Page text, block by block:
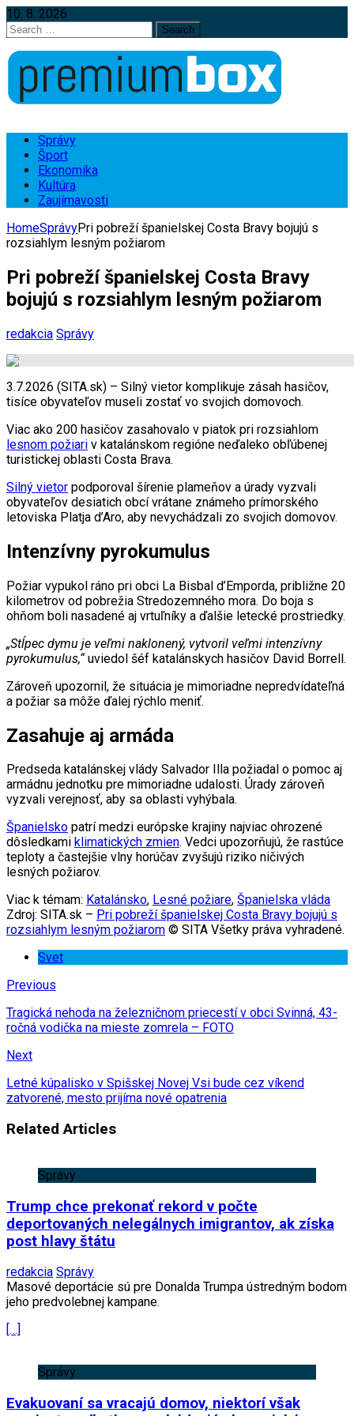
10. 8. 2026
Search
for:
Správy
Šport
Ekonomika
Kultúra
Zaujímavosti
HomeSprávyPri pobreží španielskej Costa Bravy bojujú s
rozsiahlym lesným požiarom
Pri pobreží španielskej Costa Bravy
bojujú s rozsiahlym lesným požiarom
redakcia Správy
3.7.2026 (SITA.sk) – Silný vietor komplikuje zásah hasičov,
tisíce obyvateľov museli zostať vo svojich domovoch.
Viac ako 200 hasičov zasahovalo v piatok pri rozsiahlom
lesnom požiari v katalánskom regióne neďaleko obľúbenej
turistickej oblasti Costa Brava.
Silný vietor podporoval šírenie plameňov a úrady vyzvali
obyvateľov desiatich obcí vrátane známeho prímorského
letoviska Platja d’Aro, aby nevychádzali zo svojich domovov.
Intenzívny pyrokumulus
Požiar vypukol ráno pri obci La Bisbal d’Emporda, približne 20
kilometrov od pobrežia Stredozemného mora. Do boja s
ohňom boli nasadené aj vrtuľníky a ďalšie letecké prostriedky.
„Stĺpec dymu je veľmi naklonený, vytvoril veľmi intenzívny
pyrokumulus,“uviedol šéf katalánskych hasičov David Borrell.
Zároveň upozornil, že situácia je mimoriadne nepredvídateľná
a požiar sa môže ďalej rýchlo meniť.
Zasahuje aj armáda
Predseda katalánskej vlády Salvador Illa požiadal o pomoc aj
armádnu jednotku pre mimoriadne udalosti. Úrady zároveň
vyzvali verejnosť, aby sa oblasti vyhýbala.
Španielsko patrí medzi európske krajiny najviac ohrozené
dôsledkami klimatických zmien. Vedci upozorňujú, že rastúce
teploty a častejšie vlny horúčav zvyšujú riziko ničivých
lesných požiarov.
Viac k témam: Katalánsko, Lesné požiare, Španielska vláda
Zdroj: SITA.sk – Pri pobreží španielskej Costa Bravy bojujú s
rozsiahlym lesným požiarom © SITA Všetky práva vyhradené.
Svet
Previous
Tragická nehoda na železničnom priecestí v obci Svinná, 43-
ročná vodička na mieste zomrela – FOTO
Next
Letné kúpalisko v Spišskej Novej Vsi bude cez víkend
zatvorené, mesto prijíma nové opatrenia
Related Articles
Správy
Trump chce prekonať rekord v počte
deportovaných nelegálnych imigrantov, ak získa
post hlavy štátu
redakcia Správy
Masové deportácie sú pre Donalda Trumpa ústredným bodom
jeho predvolebnej kampane.
[…]
Správy
Evakuovaní sa vracajú domov, niektorí však